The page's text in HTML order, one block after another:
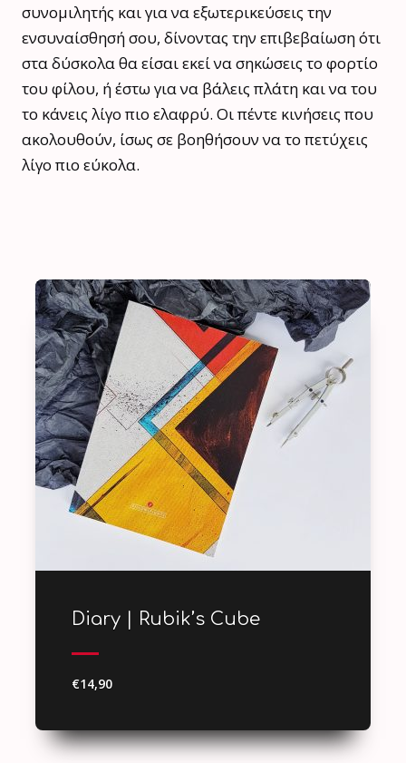
συνομιλητής και για να εξωτερικεύσεις την
ενσυναίσθησή σου, δίνοντας την επιβεβαίωση ότι
στα δύσκολα θα είσαι εκεί να σηκώσεις το φορτίο
του φίλου, ή έστω για να βάλεις πλάτη και να του
το κάνεις λίγο πιο ελαφρύ. Οι πέντε κινήσεις που
ακολουθούν, ίσως σε βοηθήσουν να το πετύχεις
λίγο πιο εύκολα.
Diary | Rubik’s Cube
€14,90